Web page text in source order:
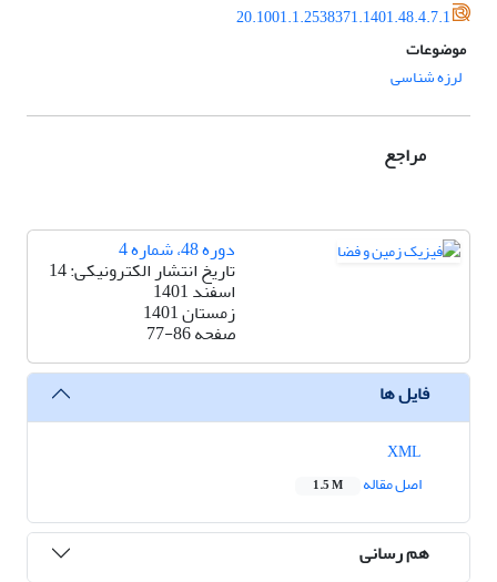
20.1001.1.2538371.1401.48.4.7.1
موضوعات
لرزه‌ شناسی
مراجع
دوره 48، شماره 4
تاریخ انتشار الکترونیکی: 14
اسفند 1401
زمستان 1401
صفحه77-86
فایل ها
اصل مقاله
1.5 M
هم رسانی